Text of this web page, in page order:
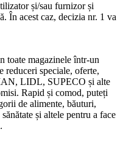
și/sau furnizor și
În acest caz, decizia nr. 1 va
toate magazinele într-un
speciale, oferte,
LIDL, SUPECO și alte
Rapid și comod, puteți
de alimente, băuturi,
și altele pentru a face